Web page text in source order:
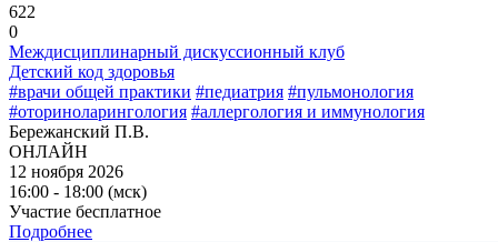
622
0
Междисциплинарный дискуссионный клуб
Детский код здоровья
#врачи общей практики #педиатрия #пульмонология
#оториноларингология #аллергология и иммунология
Бережанский П.В.
ОНЛАЙН
12 ноября 2026
16:00 - 18:00 (мск)
Участие бесплатное
Подробнее